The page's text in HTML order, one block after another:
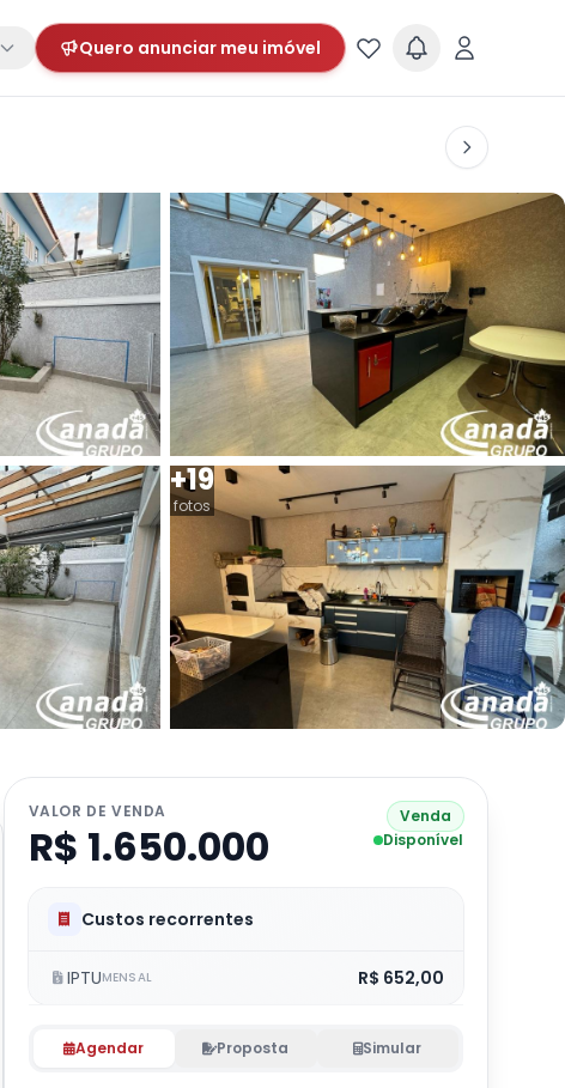
Quero anunciar meu imóvel
+19
fotos
VALOR DE VENDA
R$ 1.650.000
Venda
Disponível
Custos recorrentes
IPTUMENSAL R$ 652,00
Agendar Proposta Simular